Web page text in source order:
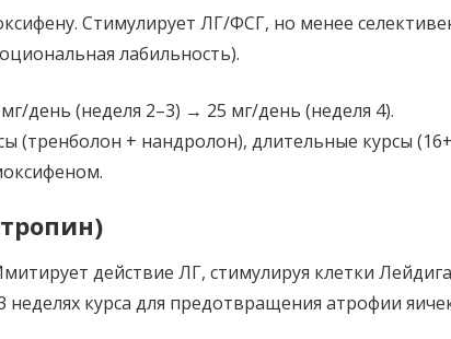
Стимулирует ЛГ/ФСГ, но менее
лабильность).
день (неделя 2–3) → 25 мг/день (неделя 4).
(тренболон + нандролон), длительные курсы (16+
действие ЛГ, стимулируя клетки Лейдига
курса для предотвращения атрофии